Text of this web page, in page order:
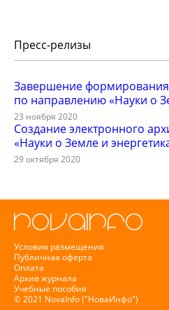
Пресс-релизы
Завершение формирования
по направлению «Науки о
23 ноября 2020
Создание электронного
«Науки о Земле и
29 октября 2020
Условия размещения
Публичная оферта
Оплата
Архив журнала
Учебные пособия
© 2021 NovaInfo ("НоваИнфо")